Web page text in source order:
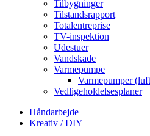
Tilbygninger
Tilstandsrapport
Totalentreprise
TV-inspektion
Udestuer
Vandskade
Varmepumpe
Varmepumper
Vedligeholdelsesplaner
Håndarbejde
Kreativ / DIY